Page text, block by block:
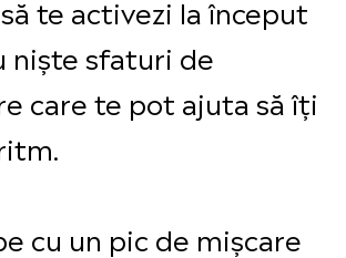
te activezi la început
niște sfaturi de
care te pot ajuta să îți
cu un pic de mișcare